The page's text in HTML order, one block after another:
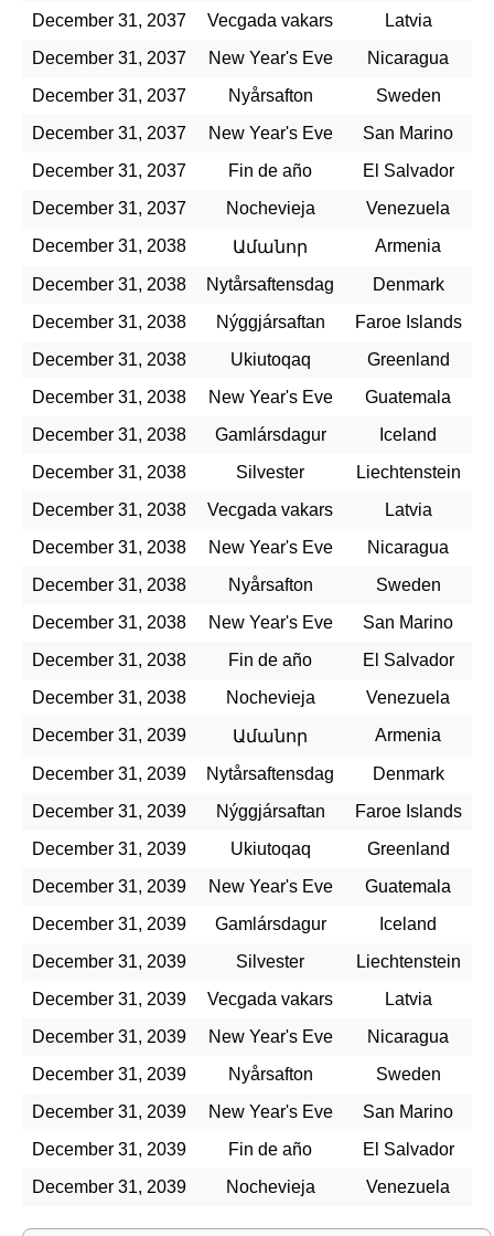
December 31, 2037
Vecgada vakars
Latvia
December 31, 2037
New Year's Eve
Nicaragua
December 31, 2037
Nyårsafton
Sweden
December 31, 2037
New Year's Eve
San Marino
December 31, 2037
Fin de año
El Salvador
December 31, 2037
Nochevieja
Venezuela
December 31, 2038
Ամանոր Armenia
December 31, 2038 Nytårsaftensdag
Denmark
December 31, 2038
Nýggjársaftan
Faroe Islands
December 31, 2038
Ukiutoqaq
Greenland
December 31, 2038
New Year's Eve
Guatemala
December 31, 2038
Gamlársdagur
Iceland
December 31, 2038
Silvester
Liechtenstein
December 31, 2038
Vecgada vakars
Latvia
December 31, 2038
New Year's Eve
Nicaragua
December 31, 2038
Nyårsafton
Sweden
December 31, 2038
New Year's Eve
San Marino
December 31, 2038
Fin de año
El Salvador
December 31, 2038
Nochevieja
Venezuela
December 31, 2039
Ամանոր Armenia
December 31, 2039 Nytårsaftensdag
Denmark
December 31, 2039
Nýggjársaftan
Faroe Islands
December 31, 2039
Ukiutoqaq
Greenland
December 31, 2039
New Year's Eve
Guatemala
December 31, 2039
Gamlársdagur
Iceland
December 31, 2039
Silvester
Liechtenstein
December 31, 2039
Vecgada vakars
Latvia
December 31, 2039
New Year's Eve
Nicaragua
December 31, 2039
Nyårsafton
Sweden
December 31, 2039
New Year's Eve
San Marino
December 31, 2039
Fin de año
El Salvador
December 31, 2039
Nochevieja Venezuela